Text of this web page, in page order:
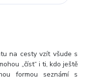
na cesty vzít všude s
„číst“ i ti, kdo ještě
formou seznámí s